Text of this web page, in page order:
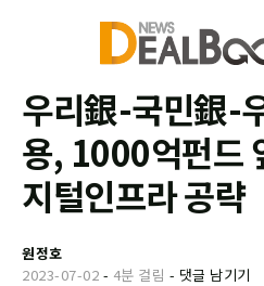
우리銀-국민銀-
용, 1000억펀드
지털인프라 공략
원정호
2023-07-02 - 4분 걸림 - 댓글 남기기